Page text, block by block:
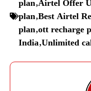
plan,Airtel Offer
plan,Best Airtel
plan,ott recharge
India,Unlimited